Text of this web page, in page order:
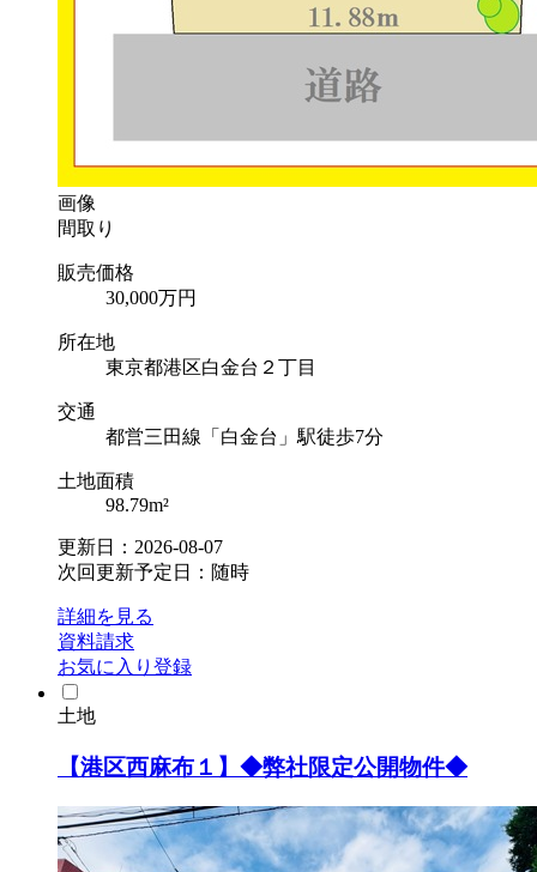
画像
間取り
販売価格
30,000万円
所在地
東京都港区白金台２丁目
交通
都営三田線「白金台」駅徒歩7分
土地面積
98.79m²
更新日：2026-08-07
次回更新予定日：随時
詳細を見る
資料請求
お気に入り登録
土地
【港区西麻布１】◆弊社限定公開物件◆